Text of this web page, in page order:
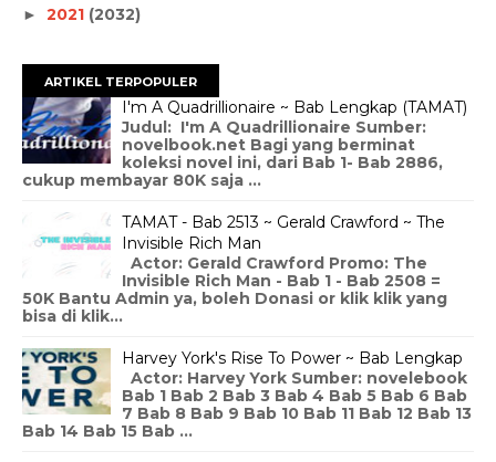
► 2021 (2032)
ARTIKEL TERPOPULER
I'm A Quadrillionaire ~ Bab Lengkap (TAMAT)
Judul: I'm A Quadrillionaire Sumber:
novelbook.net Bagi yang berminat
koleksi novel ini, dari Bab 1- Bab 2886,
cukup membayar 80K saja ...
TAMAT - Bab 2513 ~ Gerald Crawford ~ The
Invisible Rich Man
Actor: Gerald Crawford Promo: The
Invisible Rich Man - Bab 1 - Bab 2508 =
50K Bantu Admin ya, boleh Donasi or klik klik yang
bisa di klik...
Harvey York's Rise To Power ~ Bab Lengkap
Actor: Harvey York Sumber: novelebook
Bab 1 Bab 2 Bab 3 Bab 4 Bab 5 Bab 6 Bab
7 Bab 8 Bab 9 Bab 10 Bab 11 Bab 12 Bab 13
Bab 14 Bab 15 Bab ...